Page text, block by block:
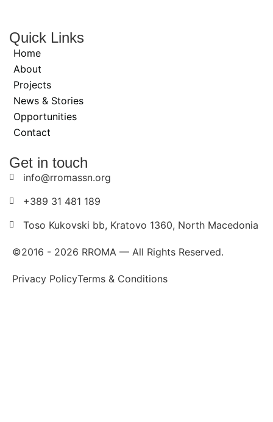
Quick Links
Home
About
Projects
News & Stories
Opportunities
Contact
Get in touch
info@rromassn.org
+389 31 481 189
Toso Kukovski bb, Kratovo 1360, North Macedonia
©2016 - 2026 RROMA — All Rights Reserved.
Privacy PolicyTerms & Conditions